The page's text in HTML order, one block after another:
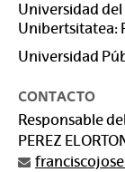
Universidad del
Unibertsitatea:
Universidad
CONTACTO
Responsable
PEREZ